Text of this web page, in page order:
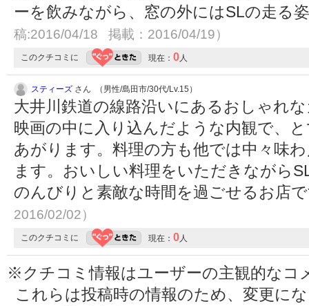
ーを飲みながら、窓の外にはSLの走る
稿:2016/04/18 掲載：2016/04/19）
このクチコミに 現在： 0人
スティーズ さん （男性/島田市/30代/Lv.15）
大井川鉄道の線路沿いにあるおしゃれ
映画の中に入り込んだような内観で、
あがります。料理の方も他では中々味
ます。おいしい料理をいただきながら
のんびりと素敵な時間を過ごせるお店
2016/02/02）
このクチコミに 現在： 0人
※クチコミ情報はユーザーの主観的なコ
これらは投稿時の情報のため、変更に